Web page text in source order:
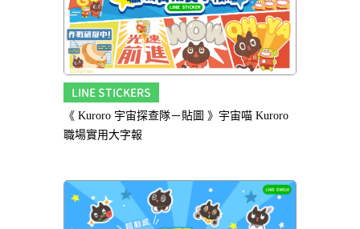
LINE STICKERS
《 Kuroro 宇宙探查隊－貼圖 》宇宙喵 Kuroro
職場實用大字報